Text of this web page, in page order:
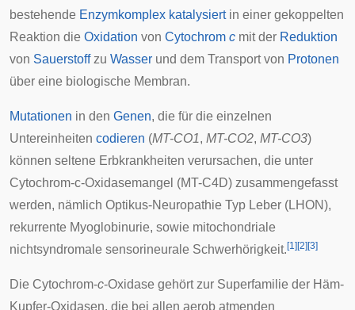
bestehende Enzymkomplex katalysiertin einer gekoppelten
Reaktion die Oxidation von Cytochrom c mit der Reduktion
von Sauerstoffzu Wasser und dem Transportvon Protonen
über eine biologische Membran.
Mutationen in den Genen, die für die einzelnen
Untereinheiten codieren (MT-CO1, MT-CO2, MT-CO3)
können seltene Erbkrankheiten verursachen, die unter
Cytochrom-c-Oxidasemangel (MT-C4D) zusammengefasst
werden, nämlich Optikus-Neuropathie Typ Leber (LHON),
rekurrente Myoglobinurie, sowie mitochondriale
nichtsyndromale sensorineurale Schwerhörigkeit. [1] [2] [3]
Die Cytochrom-c-Oxidase gehört zur Superfamilie der Häm-
Kupfer-Oxidasen, die bei allen aerob atmenden